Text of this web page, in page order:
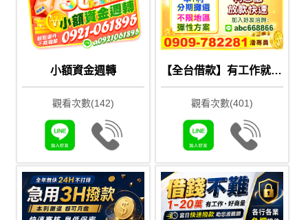
小額資金週轉
觀看次數(142)
【全台借款】有工作就來！低利分期、當日撥款，助您渡過難關
觀看次數(401)